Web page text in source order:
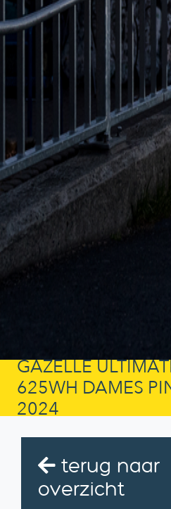
GAZELLE
625WH DAMES
2024
terug naar
overzicht